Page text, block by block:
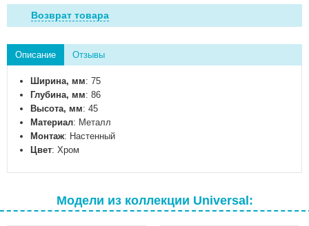
Возврат товара
Описание Отзывы
Ширина, мм: 75
Глубина, мм: 86
Высота, мм: 45
Материал: Металл
Монтаж: Настенный
Цвет: Хром
Модели из коллекции Universal: